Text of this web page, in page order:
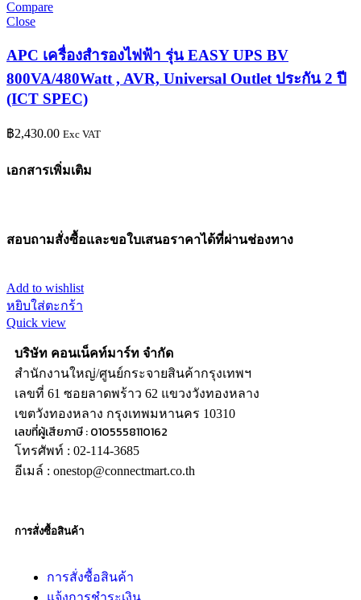
Compare
Close
APC เครื่องสำรองไฟฟ้า รุ่น EASY UPS BV
800VA/480Watt , AVR, Universal Outlet ประกัน 2 ปี
(ICT SPEC)
฿2,430.00 Exc VAT
เอกสารเพิ่มเติม
สอบถามสั่งซื้อและขอใบเสนอราคาได้ที่ผ่านช่องทาง
Add to wishlist
หยิบใส่ตะกร้า
Quick view
บริษัท คอนเน็คท์มาร์ท จำกัด
สำนักงานใหญ่/ศูนย์กระจายสินค้ากรุงเทพฯ
เลขที่ 61 ซอยลาดพร้าว 62 แขวงวังทองหลาง
เขตวังทองหลาง กรุงเทพมหานคร 10310
เลขที่ผู้เสียภาษี : 0105558110162
โทรศัพท์ : 02-114-3685
อีเมล์ : onestop@connectmart.co.th
การสั่งซื้อสินค้า
การสั่งซื้อสินค้า